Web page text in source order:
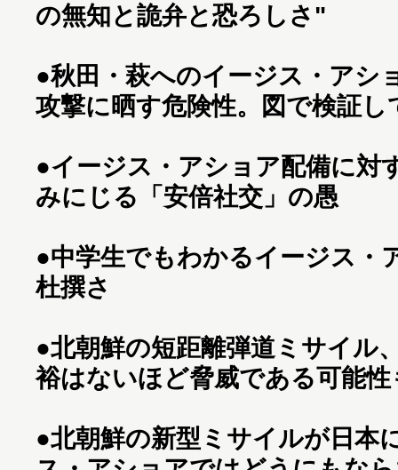
の無知と詭弁と恐ろしさ"
●秋田・萩へのイージス・アシ
攻撃に晒す危険性。図で検証し
●イージス・アショア配備に対
みにじる「安倍社交」の愚
●中学生でもわかるイージス・
杜撰さ
●北朝鮮の短距離弾道ミサイル
裕はないほど脅威である可能
●北朝鮮の新型ミサイルが日本